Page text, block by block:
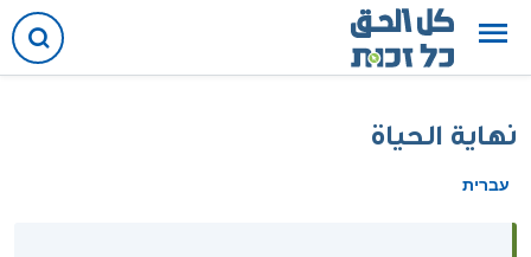
نهاية الحياة
עברית